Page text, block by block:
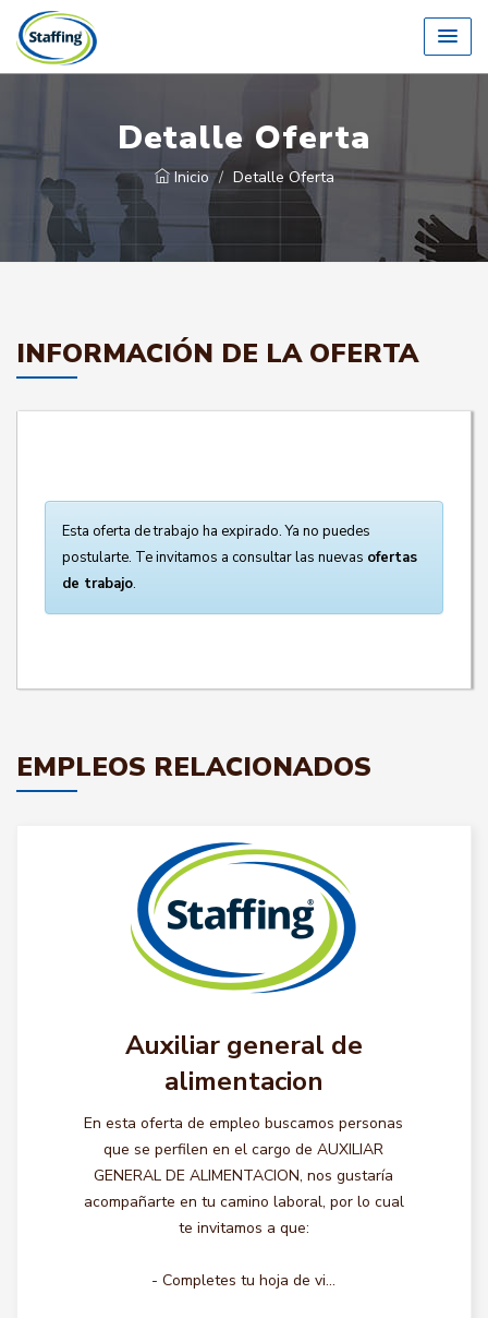
Detalle Oferta
Inicio Detalle Oferta
INFORMACIÓN DE LA OFERTA
Esta oferta de trabajo ha expirado. Ya no puedes
postularte. Te invitamos a consultar las nuevas ofertas
de trabajo.
EMPLEOS RELACIONADOS
Auxiliar general de
alimentacion
En esta oferta de empleo buscamos personas
que se perfilen en el cargo de AUXILIAR
GENERAL DE ALIMENTACION, nos gustaría
acompañarte en tu camino laboral, por lo cual
te invitamos a que:
- Completes tu hoja de vi...